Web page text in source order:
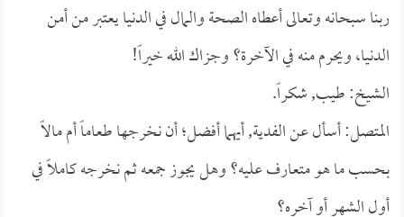
ربنا سبحانه وتعالى أعطاه الصحة والمال في الدنيا يعتبر من أمن
الدنيا، ويحرم منه في الآخرة؟ وجزاك الله خيراً!
الشيخ: طيب, شكراً.
المتصل: أسأل عن الفدية, أيهما أفضل؛ أن نخرجها طعاماً أم مالاً
بحسب ما هو متعارف عليه؟ وهل يجوز جمعه ثم نخرجه كاملاً في
أول الشهر أو آخره؟